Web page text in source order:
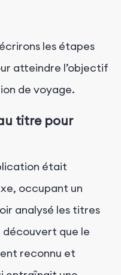
les étapes
atteindre l’objectif
de voyage.
titre pour
était
occupant un
analysé les titres
découvert que le
reconnu et